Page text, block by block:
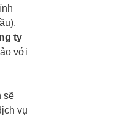
ty
với
sẽ
vụ